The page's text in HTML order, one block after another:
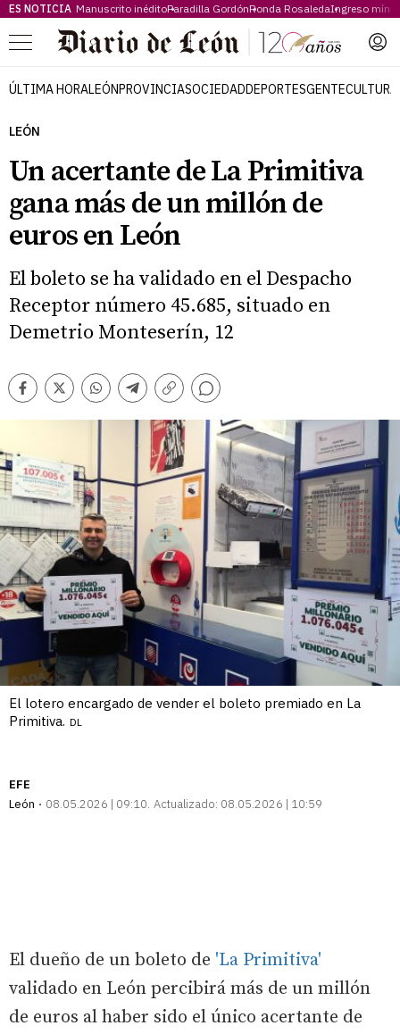
ES NOTICIA Manuscrito inéditoParadilla GordónRonda RosaledaIngreso
Menú
ÚLTIMA HORALEÓNPROVINCIASOCIEDADDEPORTESGENTECULTURA
LEÓN
Un acertante de La Primitiva
gana más de un millón de
euros en León
El boleto se ha validado en el Despacho
Receptor número 45.685, situado en
Demetrio Monteserín, 12
Facebook
TwitterWhatsappTelegram
Copiar
Comentarios
El lotero encargado de vender el boleto premiado en La
Primitiva. DL
EFE
León
08.05.2026 | 09:10 Actualizado: 08.05.2026 | 10:59
El dueño de un boleto de 'La Primitiva'
validado en León percibirá más de un millón
de euros al haber sido el único acertante de